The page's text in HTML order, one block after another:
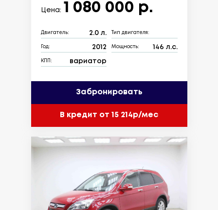
Цена: 1 080 000 р.
Двигатель: 2.0 л. Тип двигателя:
Год: 2012 Мощность: 146 л.с.
КПП: вариатор
Забронировать
В кредит от 15 214р/мес